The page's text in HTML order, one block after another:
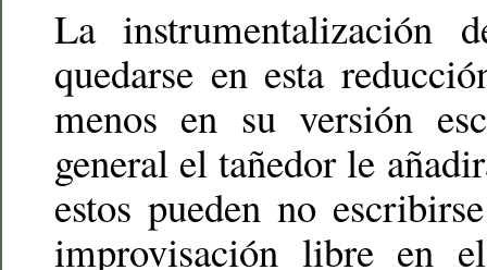
La instrumentalización
quedarse en esta
menos en su versión
general el tañedor le
estos pueden no
improvisación libre en